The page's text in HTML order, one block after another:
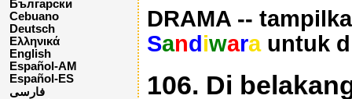
Български
Cebuano
Deutsch
Ελληνικά
English
Español-AM
Español-ES
فارسی
DRAMA --
Sandiwarauntuk
106. Di